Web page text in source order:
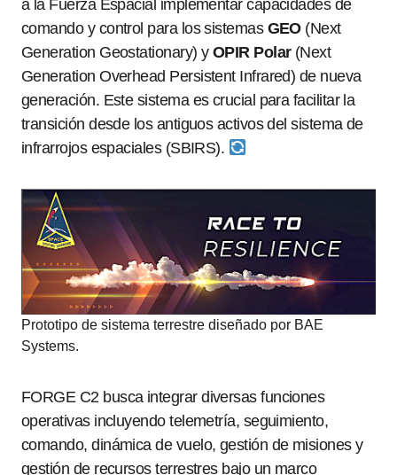
a la Fuerza Espacial implementar capacidades de
comando y control para los sistemas GEO(Next
Generation Geostationary) y OPIR Polar(Next
Generation Overhead Persistent Infrared) de nueva
generación. Este sistema es crucial para facilitar la
transición desde los antiguos activos del sistema de
infrarrojos espaciales (SBIRS).
Prototipo de sistema terrestre diseñado por BAE
Systems.
FORGE C2 busca integrar diversas funciones
operativas incluyendo telemetría, seguimiento,
comando, dinámica de vuelo, gestión de misiones y
gestión de recursos terrestres bajo un marco